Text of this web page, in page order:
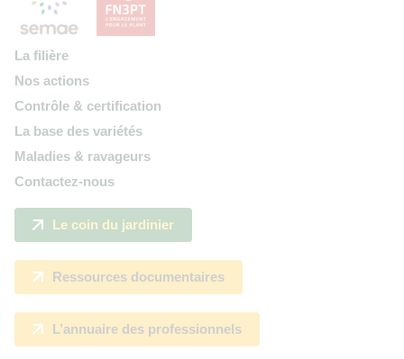
La filière
Nos actions
Contrôle & certification
La base des variétés
Maladies & ravageurs
Contactez-nous
Le coin du jardinier
Ressources documentaires
L’annuaire des professionnels